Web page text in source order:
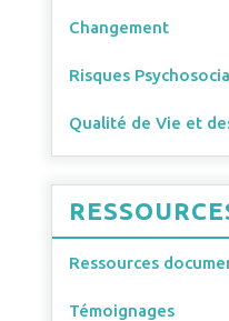
Changement
Risques
Qualité de Vie et
Ressources
Témoignages